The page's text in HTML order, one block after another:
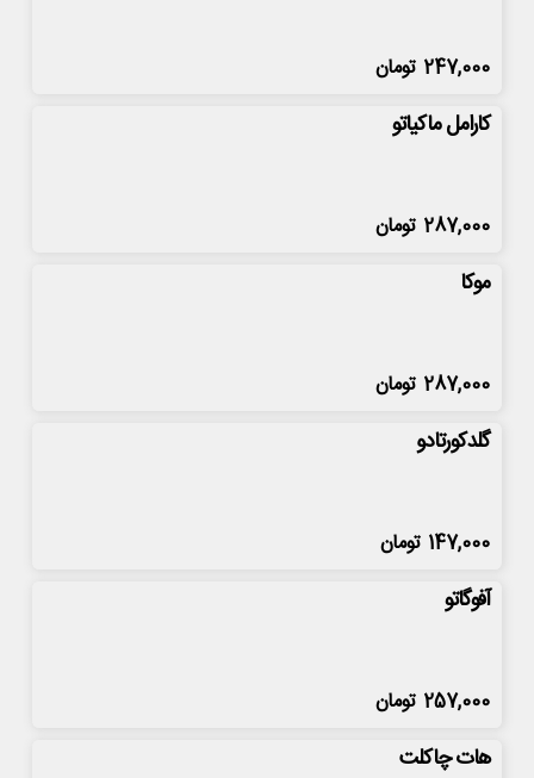
247,000 تومان
کارامل ماکیاتو
287,000 تومان
موکا
287,000 تومان
گلدکورتادو
147,000 تومان
آفوگاتو
257,000 تومان
هات چاکلت